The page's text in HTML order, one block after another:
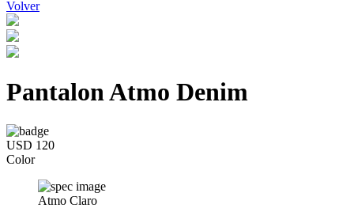
Volver
Pantalon Atmo Denim
USD 120
Color
Atmo Claro